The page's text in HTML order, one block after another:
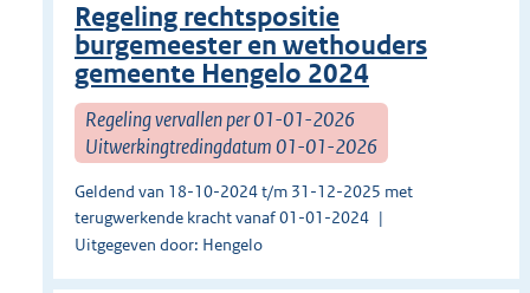
Regeling rechtspositie
burgemeester en wethouders
gemeente Hengelo 2024
Regeling vervallen per 01-01-2026
Uitwerkingtredingdatum 01-01-2026
Geldend van 18-10-2024 t/m 31-12-2025 met
terugwerkende kracht vanaf 01-01-2024
Uitgegeven door: Hengelo